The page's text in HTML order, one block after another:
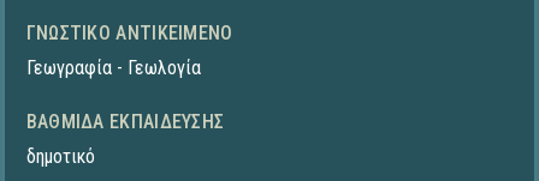
ΓΝΩΣΤΙΚΌ ΑΝΤΙΚΕΊΜΕΝΟ
Γεωγραφία - Γεωλογία
ΒΑΘΜΊΔΑ ΕΚΠΑΊΔΕΥΣΗΣ
δημοτικό